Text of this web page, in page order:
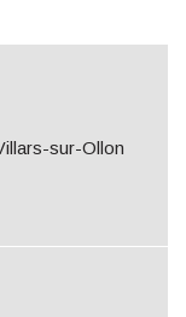
sur-Ollon